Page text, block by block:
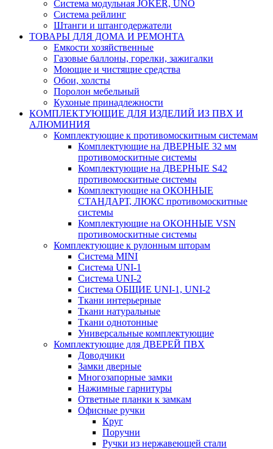
Система модульная JOKER, UNO
Система рейлинг
Штанги и штангодержатели
ТОВАРЫ ДЛЯ ДОМА И РЕМОНТА
Емкости хозяйственные
Газовые баллоны, горелки, зажигалки
Моющие и чистящие средства
Обои, холсты
Поролон мебельный
Кухоные принадлежности
КОМПЛЕКТУЮЩИЕ ДЛЯ ИЗДЕЛИЙ ИЗ ПВХ И
АЛЮМИНИЯ
Комплектующие к противомоскитным системам
Комплектующие на ДВЕРНЫЕ 32 мм
противомоскитные системы
Комплектующие на ДВЕРНЫЕ S42
противомоскитные системы
Комплектующие на ОКОННЫЕ
СТАНДАРТ, ЛЮКС противомоскитные
системы
Комплектующие на ОКОННЫЕ VSN
противомоскитные системы
Комплектующие к рулонным шторам
Система MINI
Система UNI-1
Система UNI-2
Система ОБЩИЕ UNI-1, UNI-2
Ткани интерьерные
Ткани натуральные
Ткани однотонные
Универсальные комплектующие
Комплектующие для ДВЕРЕЙ ПВХ
Доводчики
Замки дверные
Многозапорные замки
Нажимные гарнитуры
Ответные планки к замкам
Офисные ручки
Круг
Поручни
Ручки из нержавеющей стали